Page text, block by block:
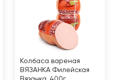
Колбаса вареная
ВЯЗАНКА Филейская